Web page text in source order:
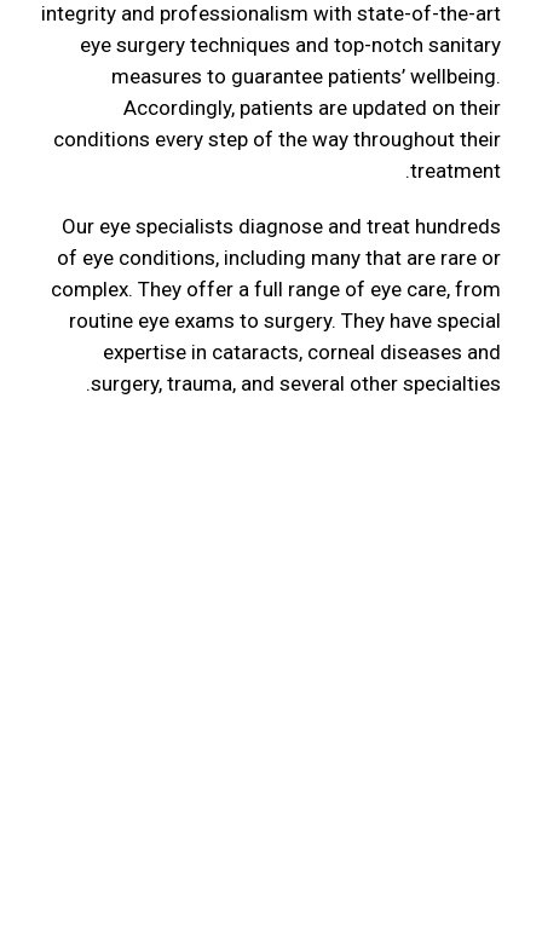
integrity and professionalism with state-of-the-art
eye surgery techniques and top-notch sanitary
measures to guarantee patients’ wellbeing.
Accordingly, patients are updated on their
conditions every step of the way throughout their
treatment.
Our eye specialists diagnose and treat hundreds
of eye conditions, including many that are rare or
complex. They offer a full range of eye care, from
routine eye exams to surgery. They have special
expertise in cataracts, corneal diseases and
surgery, trauma, and several other specialties.